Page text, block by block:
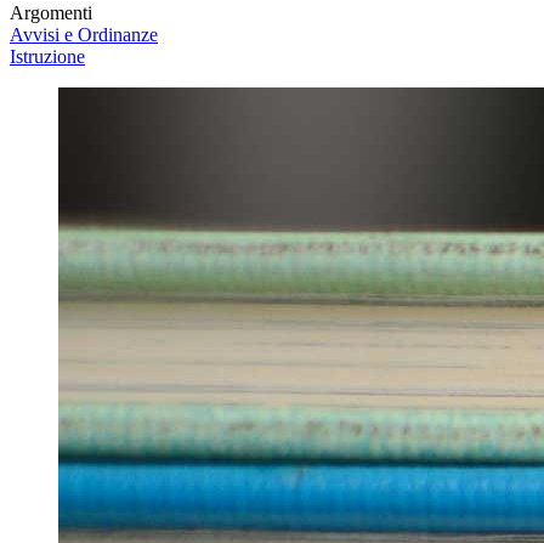
Argomenti
Avvisi e Ordinanze
Istruzione